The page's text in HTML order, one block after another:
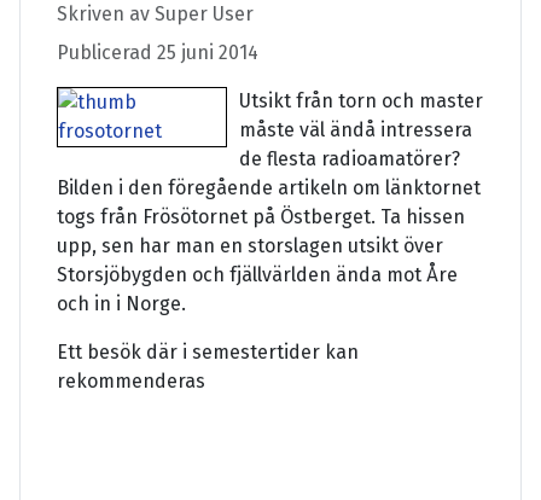
Skriven av Super User
Publicerad 25 juni 2014
Utsikt från torn och master
måste väl ändå intressera
de flesta radioamatörer?
Bilden i den föregående artikeln om länktornet
togs från Frösötornet på Östberget. Ta hissen
upp, sen har man en storslagen utsikt över
Storsjöbygden och fjällvärlden ända mot Åre
och in i Norge.
Ett besök där i semestertider kan
rekommenderas